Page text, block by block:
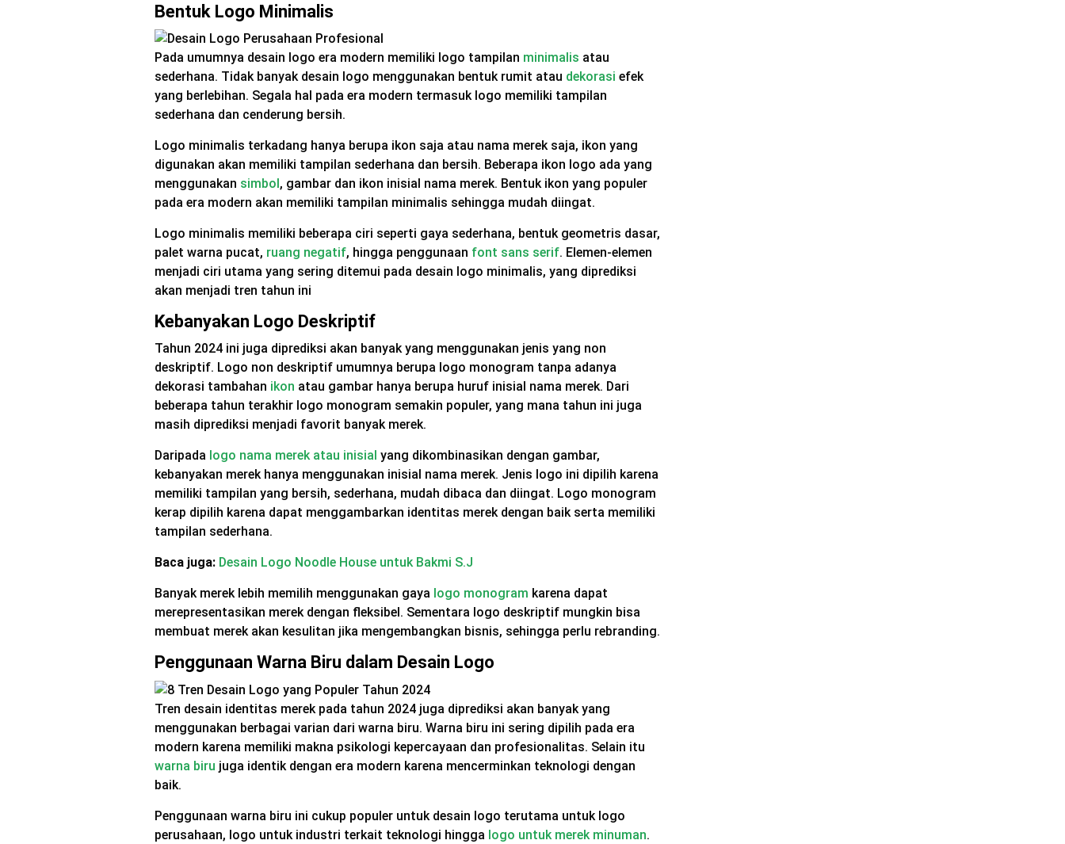
Bentuk Logo Minimalis
Pada umumnya desain logo era modern memiliki logo tampilan minimalis atau
sederhana. Tidak banyak desain logo menggunakan bentuk rumit atau dekorasi efek
yang berlebihan. Segala hal pada era modern termasuk logo memiliki tampilan
sederhana dan cenderung bersih.
Logo minimalis terkadang hanya berupa ikon saja atau nama merek saja, ikon yang
digunakan akan memiliki tampilan sederhana dan bersih. Beberapa ikon logo ada yang
menggunakan simbol , gambar dan ikon inisial nama merek. Bentuk ikon yang populer
pada era modern akan memiliki tampilan minimalis sehingga mudah diingat.
Logo minimalis memiliki beberapa ciri seperti gaya sederhana, bentuk geometris dasar,
palet warna pucat, ruang negatif, hingga penggunaan font sans serif. Elemen-elemen
menjadi ciri utama yang sering ditemui pada desain logo minimalis, yang diprediksi
akan menjadi tren tahun ini
Kebanyakan Logo Deskriptif
Tahun 2024 ini juga diprediksi akan banyak yang menggunakan jenis yang non
deskriptif. Logo non deskriptif umumnya berupa logo monogram tanpa adanya
dekorasi tambahan ikon atau gambar hanya berupa huruf inisial nama merek. Dari
beberapa tahun terakhir logo monogram semakin populer, yang mana tahun ini juga
masih diprediksi menjadi favorit banyak merek.
Daripada logo nama merek atau inisial yang dikombinasikan dengan gambar,
kebanyakan merek hanya menggunakan inisial nama merek. Jenis logo ini dipilih karena
memiliki tampilan yang bersih, sederhana, mudah dibaca dan diingat. Logo monogram
kerap dipilih karena dapat menggambarkan identitas merek dengan baik serta memiliki
tampilan sederhana.
Baca juga: Desain Logo Noodle House untuk Bakmi S.J
Banyak merek lebih memilih menggunakan gaya logo monogram karena dapat
merepresentasikan merek dengan fleksibel. Sementara logo deskriptif mungkin bisa
membuat merek akan kesulitan jika mengembangkan bisnis, sehingga perlu rebranding.
Penggunaan Warna Biru dalam Desain Logo
Tren desain identitas merek pada tahun 2024 juga diprediksi akan banyak yang
menggunakan berbagai varian dari warna biru. Warna biru ini sering dipilih pada era
modern karena memiliki makna psikologi kepercayaan dan profesionalitas. Selain itu
warna biru juga identik dengan era modern karena mencerminkan teknologi dengan
baik.
Penggunaan warna biru ini cukup populer untuk desain logo terutama untuk logo
perusahaan, logo untuk industri terkait teknologi hingga logo untuk merek minuman.